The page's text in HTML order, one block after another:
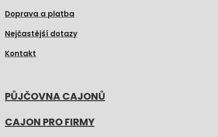
Doprava a platba
Nejčastější dotazy
Kontakt
PŮJČOVNA CAJONŮ
CAJON PRO FIRMY